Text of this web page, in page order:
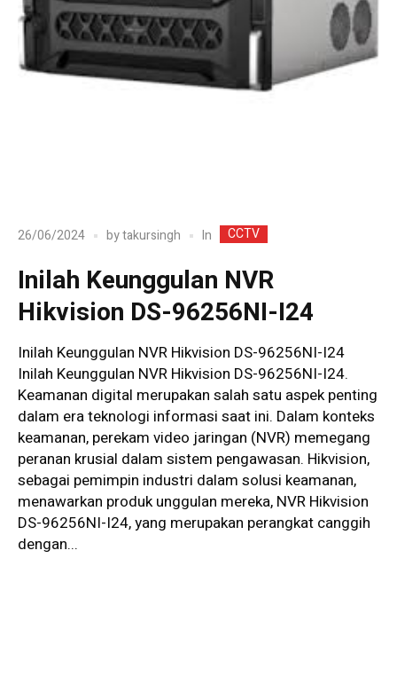
26/06/2024 bytakursingh In CCTV
Inilah Keunggulan NVR
Hikvision DS-96256NI-I24
Inilah Keunggulan NVR Hikvision DS-96256NI-I24
Inilah Keunggulan NVR Hikvision DS-96256NI-I24.
Keamanan digital merupakan salah satu aspek penting
dalam era teknologi informasi saat ini. Dalam konteks
keamanan, perekam video jaringan (NVR) memegang
peranan krusial dalam sistem pengawasan. Hikvision,
sebagai pemimpin industri dalam solusi keamanan,
menawarkan produk unggulan mereka, NVR Hikvision
DS-96256NI-I24, yang merupakan perangkat canggih
dengan...